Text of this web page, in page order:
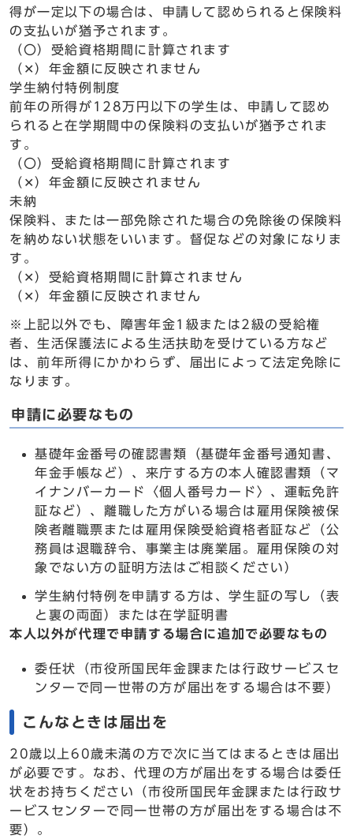
得が一定以下の場合は、申請して認められると保険料
の支払いが猶予されます。
（〇）受給資格期間に計算されます
（✕）年金額に反映されません
学生納付特例制度
前年の所得が128万円以下の学生は、申請して認め
られると在学期間中の保険料の支払いが猶予されま
す。
（〇）受給資格期間に計算されます
（✕）年金額に反映されません
未納
保険料、または一部免除された場合の免除後の保険料
を納めない状態をいいます。督促などの対象になりま
す。
（✕）受給資格期間に計算されません
（✕）年金額に反映されません
※上記以外でも、障害年金1級または2級の受給権
者、生活保護法による生活扶助を受けている方など
は、前年所得にかかわらず、届出によって法定免除に
なります。
申請に必要なもの
基礎年金番号の確認書類（基礎年金番号通知書、
年金手帳など）、来庁する方の本人確認書類（マ
イナンバーカード〈個人番号カード〉、運転免許
証など）、離職した方がいる場合は雇用保険被保
険者離職票または雇用保険受給資格者証など（公
務員は退職辞令、事業主は廃業届。雇用保険の対
象でない方の証明方法はご相談ください）
学生納付特例を申請する方は、学生証の写し（表
と裏の両面）または在学証明書
本人以外が代理で申請する場合に追加で必要なもの
委任状（市役所国民年金課または行政サービスセ
ンターで同一世帯の方が届出をする場合は不要）
こんなときは届出を
20歳以上60歳未満の方で次に当てはまるときは届出
が必要です。なお、代理の方が届出をする場合は委任
状をお持ちください（市役所国民年金課または行政サ
ービスセンターで同一世帯の方が届出をする場合は不
要）。